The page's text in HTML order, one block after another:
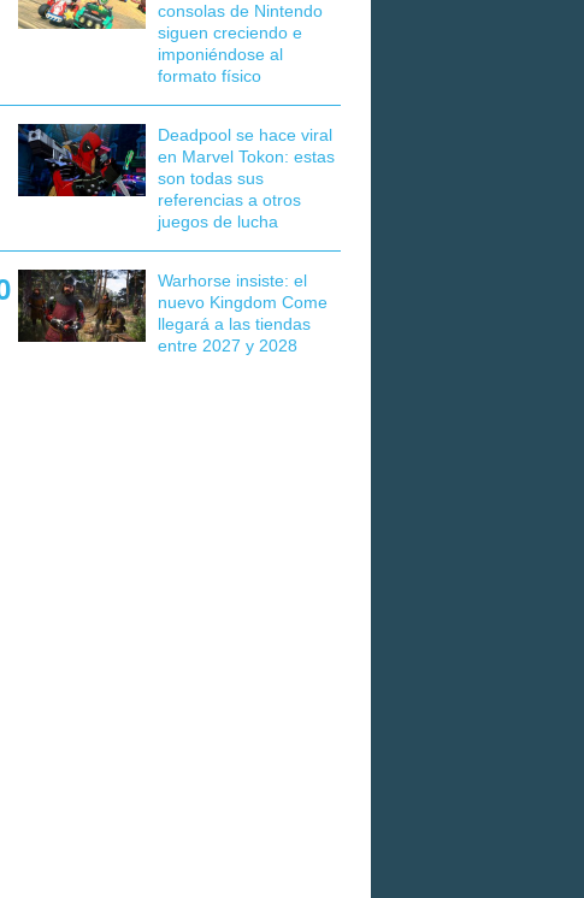
consolas de Nintendo
siguen creciendo e
imponiéndose al
formato físico
Deadpool se hace viral
en Marvel Tokon: estas
son todas sus
referencias a otros
juegos de lucha
Warhorse insiste: el
nuevo Kingdom Come
llegará a las tiendas
entre 2027 y 2028